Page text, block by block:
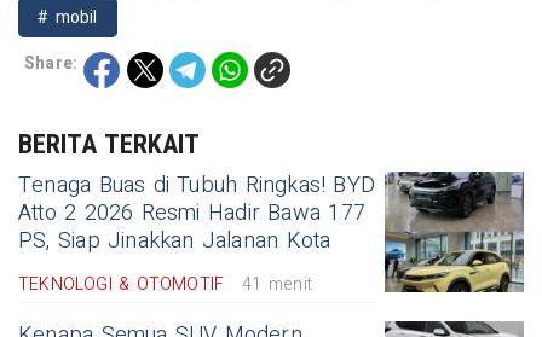
# mobil
Share:
BERITA TERKAIT
Tenaga Buas di Tubuh Ringkas! BYD
Atto 2 2026 Resmi Hadir Bawa 177
PS, Siap Jinakkan Jalanan Kota
TEKNOLOGI & OTOMOTIF 41 menit